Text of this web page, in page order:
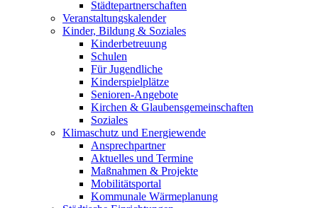
Städtepartnerschaften
Veranstaltungskalender
Kinder, Bildung & Soziales
Kinderbetreuung
Schulen
Für Jugendliche
Kinderspielplätze
Senioren-Angebote
Kirchen & Glaubensgemeinschaften
Soziales
Klimaschutz und Energiewende
Ansprechpartner
Aktuelles und Termine
Maßnahmen & Projekte
Mobilitätsportal
Kommunale Wärmeplanung